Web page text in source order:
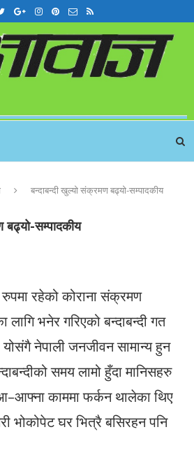
बन्दाबन्दी खुल्यो संक्रमण बढ्यो-सम्पादकीय
बढ्यो-सम्पादकीय
रुपमा रहेको कोराना संक्रमण
लागि भनेर गरिएको बन्दाबन्दी गत
नेपाली जनजीवन सामान्य हुन
समय लामो हुँदा मानिसहरु
काममा फर्कन थालेका थिए
भोकोपेट घर भित्रै बसिरहन पनि